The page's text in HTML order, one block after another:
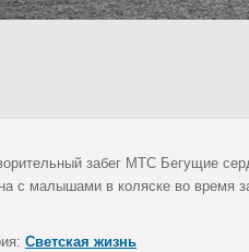
забег МТС Бегущие
с малышами в коляске во время
Светская жизнь